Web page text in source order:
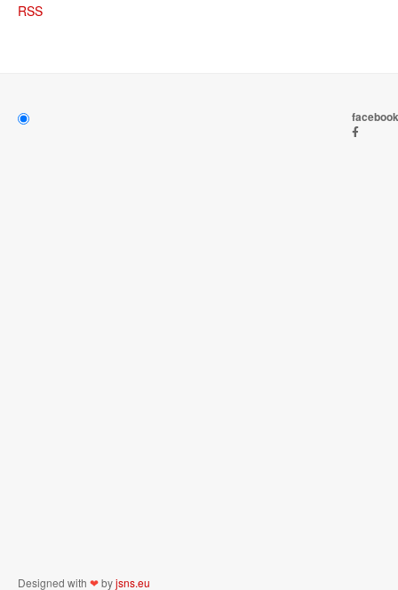
RSS
facebook
Designed with ❤byjsns.eu